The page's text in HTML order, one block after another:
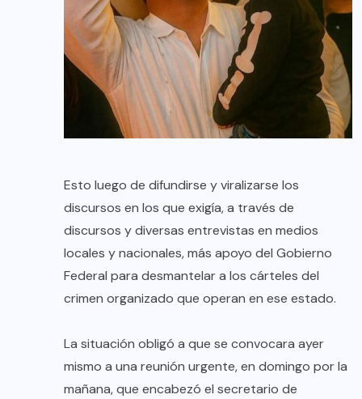
Esto luego de difundirse y viralizarse los
discursos en los que exigía, a través de
discursos y diversas entrevistas en medios
locales y nacionales, más apoyo del Gobierno
Federal para desmantelar a los cárteles del
crimen organizado que operan en ese estado.
La situación obligó a que se convocara ayer
mismo a una reunión urgente, en domingo por la
mañana, que encabezó el secretario de